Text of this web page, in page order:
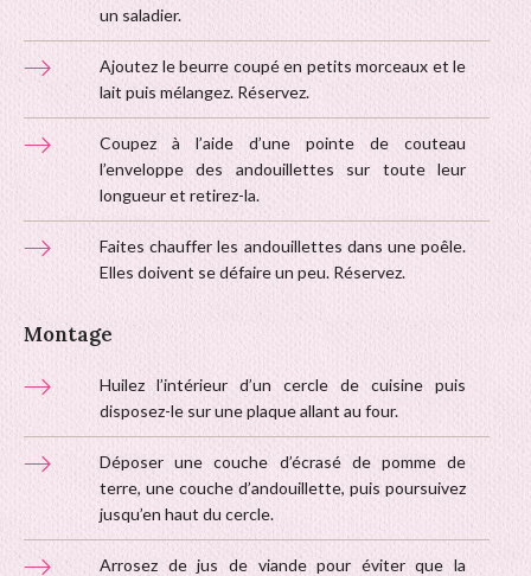
un saladier.
Ajoutez le beurre coupé en petits morceaux et le
lait puis mélangez. Réservez.
Coupez à l’aide d’une pointe de couteau
l’enveloppe des andouillettes sur toute leur
longueur et retirez-la.
Faites chauffer les andouillettes dans une poêle.
Elles doivent se défaire un peu. Réservez.
Montage
Huilez l’intérieur d’un cercle de cuisine puis
disposez-le sur une plaque allant au four.
Déposer une couche d’écrasé de pomme de
terre, une couche d’andouillette, puis poursuivez
jusqu’en haut du cercle.
Arrosez de jus de viande pour éviter que la